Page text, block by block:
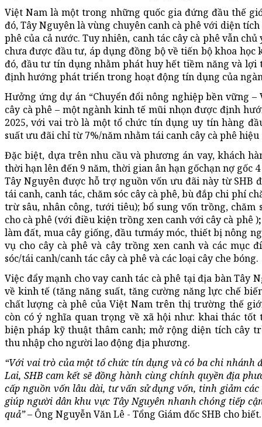
Việt Nam là một trong những quốc gia đứng đầu thế
đó, Tây Nguyên là vùng chuyên canh cà phê với diện
phê của cả nước. Tuy nhiên, canh tác cây cà phê vẫn
chưa được đầu tư, áp dụng đồng bộ về tiến bộ khoa
đó, đầu tư tín dụng nhằm phát huy hết tiềm năng và
định hướng phát triển trong hoạt động tín dụng của
Hưởng ứng dự án “Chuyển đổi nông nghiệp bền vững –
cây cà phê – một ngành kinh tế mũi nhọn được định
2025, với vai trò là một tổ chức tín dụng uy tín hàng
suất ưu đãi chỉ từ 7%/năm nhằm tái canh cây cà phê
Đặc biệt, dựa trên nhu cầu và phương án vay, khách
thời hạn lên đến 9 năm, thời gian ân hạn gốchạn nợ gốc
Tây Nguyên được hỗ trợ nguồn vốn ưu đãi này từ SHB
tái canh, canh tác, chăm sóc cây cà phê, bù đắp chi phí
trừ sâu, nhân công, tưới tiêu); bổ sung vốn trồng, chăm
cho cà phê (với điều kiện trồng xen canh với cây cà phê )
làm đất, mua cây giống, đầu tưmáy móc, thiết bị nông
vụ cho cây cà phê và cây trồng xen canh và các mục
sóc/tái canh/canh tác cây cà phê và các loại cây che bóng.
Việc đẩy mạnh cho vay canh tác cà phê tại địa bàn Tây
về kinh tế (tăng năng suất, tăng cường năng lực chế
chất lượng cà phê của Việt Nam trên thị trường thế
còn có ý nghĩa quan trọng về xã hội như: khai thác
biện pháp kỹ thuật thâm canh; mở rộng diện tích cây
thu nhập cho người lao động địa phương.
“Với vai trò của một tổ chức tín dụng và có ba chi nhánh
Lai, SHB cam kết sẽ đồng hành cùng chính quyền địa
cấp nguồn vốn lâu dài, tư vấn sử dụng vốn, tinh giảm
giúp người dân khu vực Tây Nguyên nhanh chóng tiếp
quả” – Ông Nguyễn Văn Lê - Tổng Giám đốc SHB cho biết.